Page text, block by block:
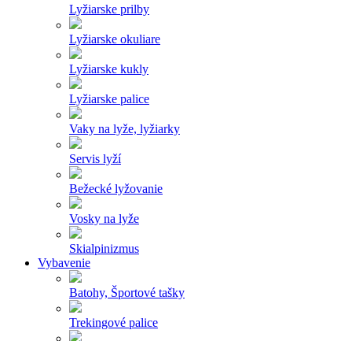
Lyžiarske prilby
Lyžiarske okuliare
Lyžiarske kukly
Lyžiarske palice
Vaky na lyže, lyžiarky
Servis lyží
Bežecké lyžovanie
Vosky na lyže
Skialpinizmus
Vybavenie
Batohy, Športové tašky
Trekingové palice